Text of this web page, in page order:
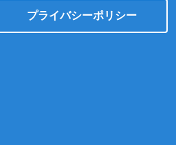
プライバシーポリシー